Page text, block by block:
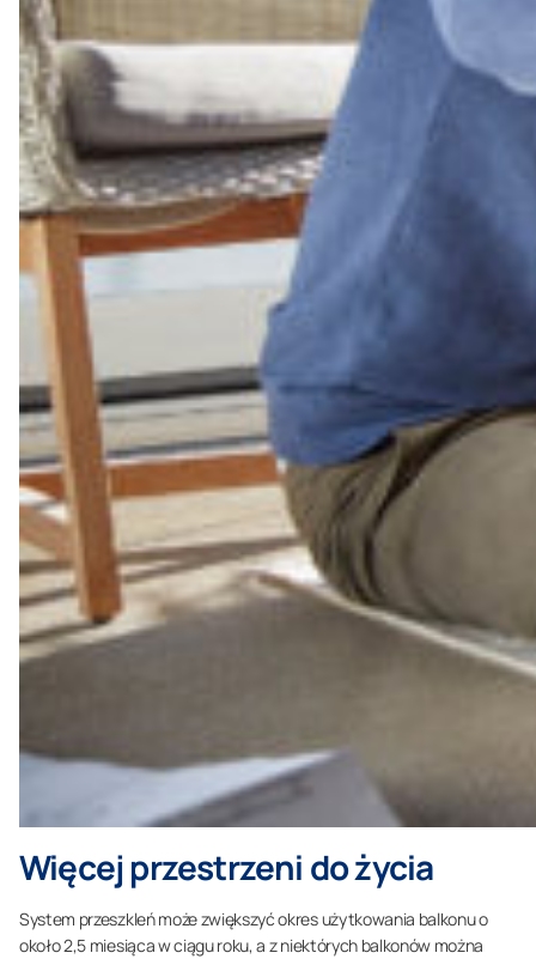
Więcej przestrzeni do życia
System przeszkleń może zwiększyć okres użytkowania balkonu o
około 2,5 miesiąca w ciągu roku, a z niektórych balkonów można